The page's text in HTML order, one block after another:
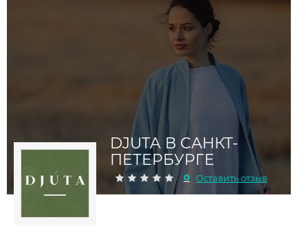
DJUTA В САНКТ-
ПЕТЕРБУРГЕ
0 Оставить отзыв